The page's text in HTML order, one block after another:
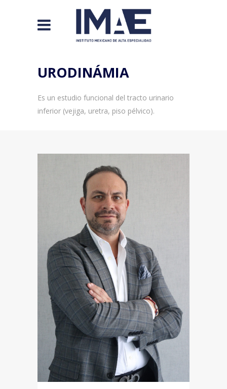
URODINÁMIA
Es un estudio funcional del tracto urinario
inferior (vejiga, uretra, piso pélvico).